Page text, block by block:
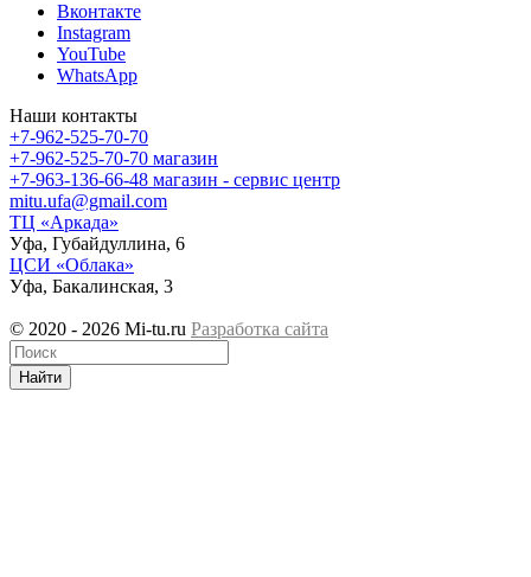
Вконтакте
Instagram
YouTube
WhatsApp
Наши контакты
+7-962-525-70-70
+7-962-525-70-70 магазин
+7-963-136-66-48 магазин - сервис центр
mitu.ufa@gmail.com
ТЦ «Аркада»
Уфа, Губайдуллина, 6
ЦСИ «Облака»
Уфа, Бакалинская, 3
© 2020 - 2026 Mi-tu.ru Разработка сайта
Найти